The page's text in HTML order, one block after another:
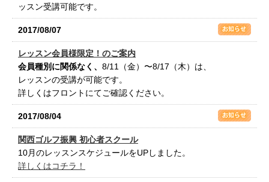
ッスン受講可能です。
2017/08/07
レッスン会員様限定！のご案内
会員種別に関係なく、 8/11（金）〜8/17（木）は、
レッスンの受講が可能です。
詳しくはフロントにてご確認ください。
2017/08/04
関西ゴルフ振興 初心者スクール
10月のレッスンスケジュールをUPしました。
詳しくはコチラ！